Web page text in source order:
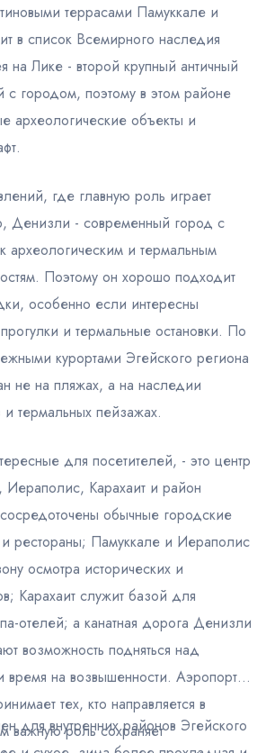
террасами Памуккале и
в список Всемирного наследия
Лике - второй крупный античный
с городом, поэтому в этом районе
археологические объекты и
где главную роль играет
Денизли - современный город с
археологическим и термальным
Поэтому он хорошо подходит
особенно если интересны
и термальные остановки. По
курортами Эгейского региона
не на пляжах, а на наследии
и термальных пейзажах.
для посетителей, - это центр
Иераполис, Карахаит и район
обычные городские
рестораны; Памуккале и Иераполис
осмотра исторических и
Карахаит служит базой для
отелей; а канатная дорога Денизли
возможность подняться над
время на возвышенности. Аэропорт
тех, кто направляется в
важную роль сохраняет
для внутренних районов Эгейского